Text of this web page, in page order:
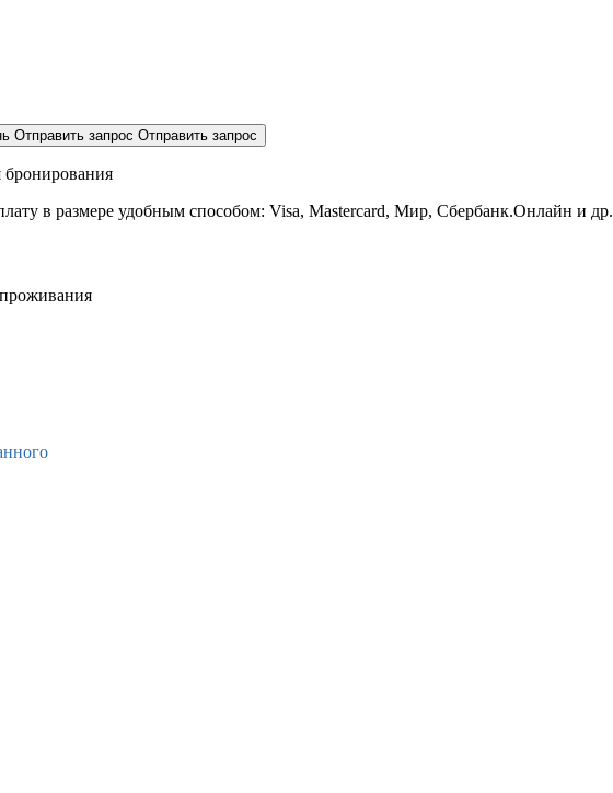
Отправить запрос Отправить запрос
бронирования
в размере удобным способом: Visa, Mastercard, Мир, Сбербанк.Онлайн и др.